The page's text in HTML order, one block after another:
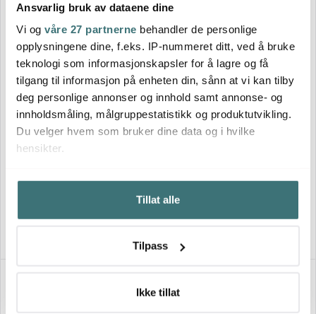
Ansvarlig bruk av dataene dine
Vi og våre 27 partnerne behandler de personlige
opplysningene dine, f.eks. IP-nummeret ditt, ved å bruke
teknologi som informasjonskapsler for å lagre og få
tilgang til informasjon på enheten din, sånn at vi kan tilby
deg personlige annonser og innhold samt annonse- og
innholdsmåling, målgruppestatistikk og produktutvikling.
Du velger hvem som bruker dine data og i hvilke
hensikter.
Hvis du gir oss lov, vil vi også gjerne:
Innhente informasjon om den geografiske
beliggenheten din, som kan være nøyaktig innenfor
Identifisere enheten din ved å aktivt skanne den for
kan du lese om hvordan dine personlige
Tillat alle
Tilpass
Ikke tillat
Iittala
Essence champagneglass 21
Iittala
469 kr